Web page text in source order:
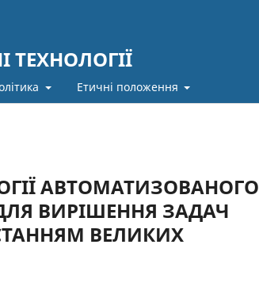
ТЕХНОЛОГІЇ
Етичні положення
АВТОМАТИЗОВАНОГО
ВИРІШЕННЯ ЗАДАЧ
ВЕЛИКИХ